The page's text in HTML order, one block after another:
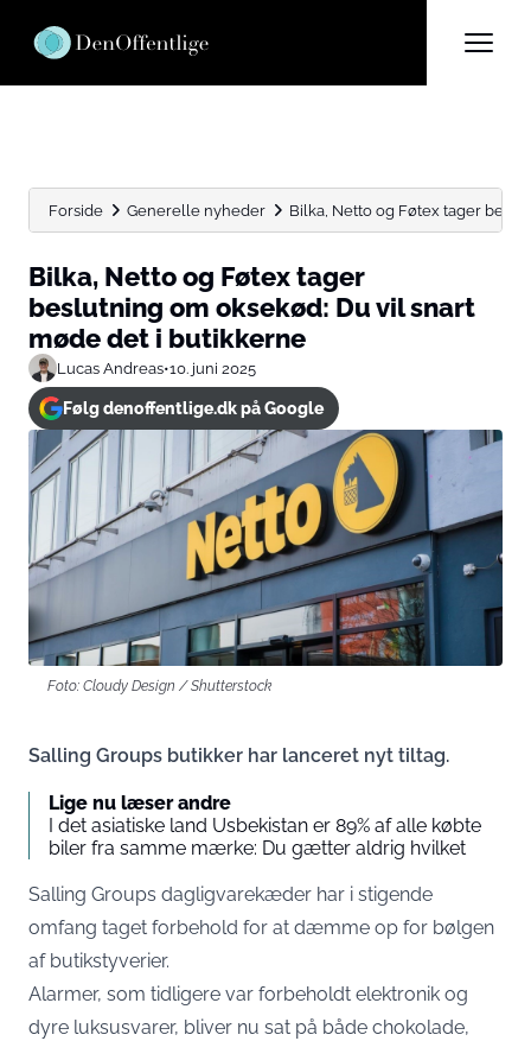
Forside Generelle nyheder Bilka, Netto og Føtex tager
Bilka, Netto og Føtex tager
beslutning om oksekød: Du vil snart
møde det i butikkerne
Lucas Andreas•10. juni 2025
Følg denoffentlige.dk på Google
Foto: Cloudy Design / Shutterstock
Salling Groups butikker har lanceret nyt tiltag.
Lige nu læser andre
I det asiatiske land Usbekistan er 89% af alle købte
biler fra samme mærke: Du gætter aldrig hvilket
Salling Groups dagligvarekæder har i stigende
omfang taget forbehold for at dæmme op for bølgen
af butikstyverier.
Alarmer, som tidligere var forbeholdt elektronik og
dyre luksusvarer, bliver nu sat på både chokolade,